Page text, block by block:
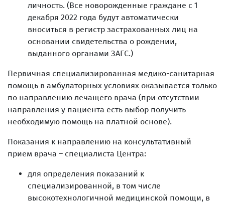
личность. (Все новорожденные граждане с 1
декабря 2022 года будут автоматически
вноситься в регистр застрахованных лиц на
основании свидетельства о рождении,
выданного органами ЗАГС.)
Первичная специализированная медико-санитарная
помощь в амбулаторных условиях оказывается только
по направлению лечащего врача (при отсутствии
направления у пациента есть выбор получить
необходимую помощь на платной основе).
Показания к направлению на консультативный
прием врача – специалиста Центра:
для определения показаний к
специализированной, в том числе
высокотехнологичной медицинской помощи, в